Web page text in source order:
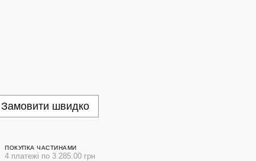
Замовити швидко
ПОКУПКА ЧАСТИНАМИ
4 платежі по 3 285.00 грн